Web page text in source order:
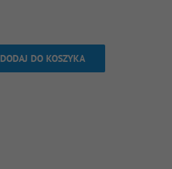
DODAJ DO KOSZYKA